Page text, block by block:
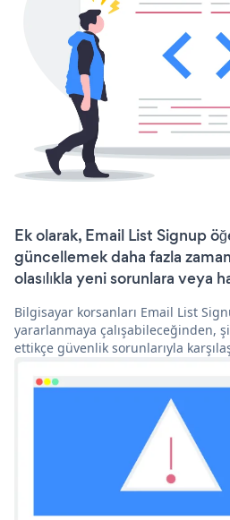
Ek olarak, Email List Signup
güncellemek daha fazla
olasılıkla yeni sorunlara veya
Bilgisayar korsanları Email List
yararlanmaya çalışabileceğinden,
ettikçe güvenlik sorunlarıyla